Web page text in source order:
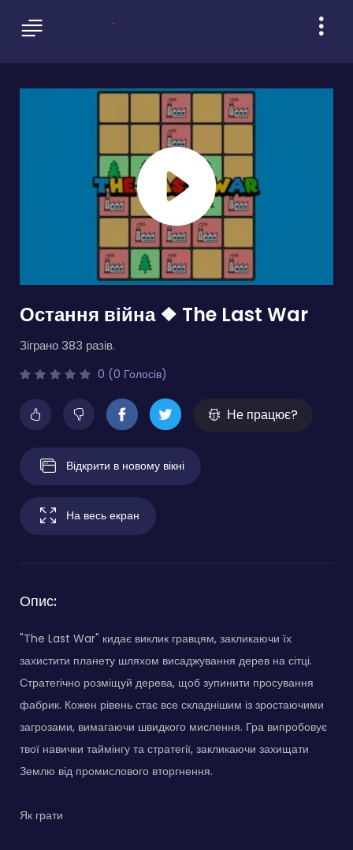
Остання війна ❖ The Last War
Зіграно 383 разів.
0 (0 Голосів)
Не працює?
Відкрити в новому вікні
На весь екран
Опис:
"The Last War" кидає виклик гравцям, закликаючи їх
захистити планету шляхом висаджування дерев на сітці.
Стратегічно розміщуй дерева, щоб зупинити просування
фабрик. Кожен рівень стає все складнішим із зростаючими
загрозами, вимагаючи швидкого мислення. Гра випробовує
твої навички таймінгу та стратегії, закликаючи захищати
Землю від промислового вторгнення.
Як грати